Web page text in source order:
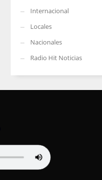
Internacional
Locales
Nacionales
Radio Hit Noticias